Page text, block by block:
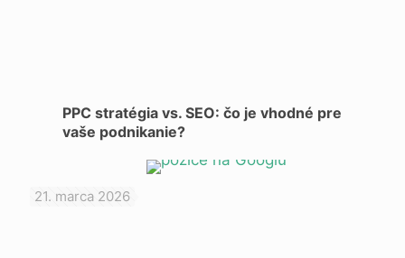
PPC stratégia vs. SEO: čo je vhodné pre
vaše podnikanie?
21. marca 2026